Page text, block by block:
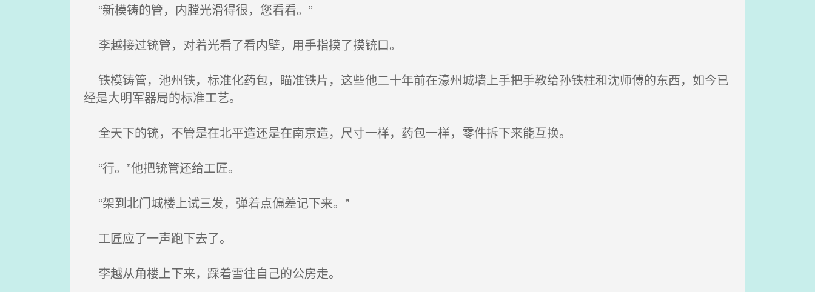
“新模铸的管，内膛光滑得很，您看看。”
李越接过铳管，对着光看了看内壁，用手指摸了摸铳口。
铁模铸管，池州铁，标准化药包，瞄准铁片，这些他二十年前在濠州城墙上手把手教给孙铁柱和沈师傅的东西，如今已
经是大明军器局的标准工艺。
全天下的铳，不管是在北平造还是在南京造，尺寸一样，药包一样，零件拆下来能互换。
“行。”他把铳管还给工匠。
“架到北门城楼上试三发，弹着点偏差记下来。”
工匠应了一声跑下去了。
李越从角楼上下来，踩着雪往自己的公房走。